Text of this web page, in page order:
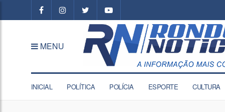
MENU
INICIAL POLÍTICA POLÍCIA ESPORTE CULTURA